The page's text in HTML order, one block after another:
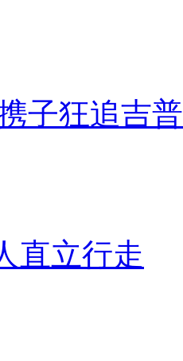
子狂追吉
直立行走